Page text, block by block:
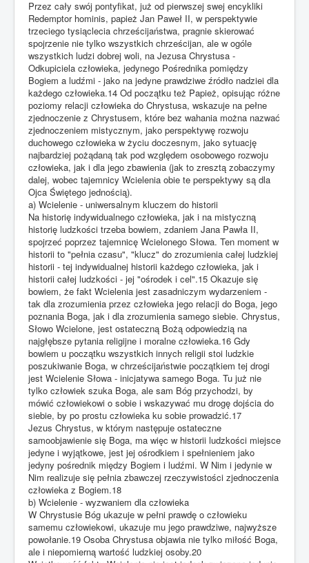
Przez cały swój pontyfikat, już od pierwszej swej encykliki
Redemptor hominis, papież Jan Paweł II, w perspektywie
trzeciego tysiąclecia chrześcijaństwa, pragnie skierować
spojrzenie nie tylko wszystkich chrześcijan, ale w ogóle
wszystkich ludzi dobrej woli, na Jezusa Chrystusa -
Odkupiciela człowieka, jedynego Pośrednika pomiędzy
Bogiem a ludźmi - jako na jedyne prawdziwe źródło nadziei dla
każdego człowieka.14 Od początku też Papież, opisując różne
poziomy relacji człowieka do Chrystusa, wskazuje na pełne
zjednoczenie z Chrystusem, które bez wahania można nazwać
zjednoczeniem mistycznym, jako perspektywę rozwoju
duchowego człowieka w życiu doczesnym, jako sytuację
najbardziej pożądaną tak pod względem osobowego rozwoju
człowieka, jak i dla jego zbawienia (jak to zresztą zobaczymy
dalej, wobec tajemnicy Wcielenia obie te perspektywy są dla
Ojca Świętego jednością).
a) Wcielenie - uniwersalnym kluczem do historii
Na historię indywidualnego człowieka, jak i na mistyczną
historię ludzkości trzeba bowiem, zdaniem Jana Pawła II,
spojrzeć poprzez tajemnicę Wcielonego Słowa. Ten moment w
historii to "pełnia czasu", "klucz" do zrozumienia całej ludzkiej
historii - tej indywidualnej historii każdego człowieka, jak i
historii całej ludzkości - jej "ośrodek i cel".15 Okazuje się
bowiem, że fakt Wcielenia jest zasadniczym wydarzeniem -
tak dla zrozumienia przez człowieka jego relacji do Boga, jego
poznania Boga, jak i dla zrozumienia samego siebie. Chrystus,
Słowo Wcielone, jest ostateczną Bożą odpowiedzią na
najgłębsze pytania religijne i moralne człowieka.16 Gdy
bowiem u początku wszystkich innych religii stoi ludzkie
poszukiwanie Boga, w chrześcijaństwie początkiem tej drogi
jest Wcielenie Słowa - inicjatywa samego Boga. Tu już nie
tylko człowiek szuka Boga, ale sam Bóg przychodzi, by
mówić człowiekowi o sobie i wskazywać mu drogę dojścia do
siebie, by po prostu człowieka ku sobie prowadzić.17
Jezus Chrystus, w którym następuje ostateczne
samoobjawienie się Boga, ma więc w historii ludzkości miejsce
jedyne i wyjątkowe, jest jej ośrodkiem i spełnieniem jako
jedyny pośrednik między Bogiem i ludźmi. W Nim i jedynie w
Nim realizuje się pełnia zbawczej rzeczywistości zjednoczenia
człowieka z Bogiem.18
b) Wcielenie - wyzwaniem dla człowieka
W Chrystusie Bóg ukazuje w pełni prawdę o człowieku
samemu człowiekowi, ukazuje mu jego prawdziwe, najwyższe
powołanie.19 Osoba Chrystusa objawia nie tylko miłość Boga,
ale i niepomierną wartość ludzkiej osoby.20